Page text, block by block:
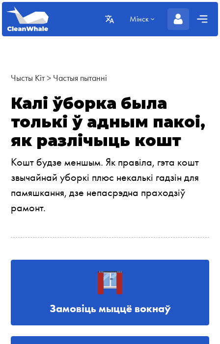
Мінск
Чысты Кіт> Частыя пытанні
Калі ўборка была
толькі ў адным пакоі,
як разлічыць кошт
Кошт будзе меншым. Як правіла, гэта кошт
звычайнай уборкі плюс некалькі гадзін для
памяшкання, дзе непасрэдна праходзіў
рамонт.
Замовіць мыццё вокнаў